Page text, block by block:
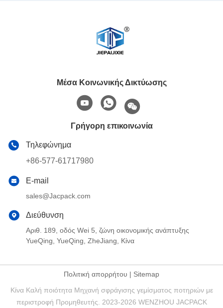
Μέσα Κοινωνικής Δικτύωσης
Γρήγορη επικοινωνία
Τηλεφώνημα
+86-577-61717980
E-mail
sales@Jacpack.com
Διεύθυνση
Αριθ. 189, οδός Wei 5, ζώνη οικονομικής ανάπτυξης
YueQing, YueQing, ZheJiang, Κίνα
Πολιτική απορρήτου | Sitemap
Κίνα Καλή ποιότητα Μηχανή σφράγισης γεμίσματος ποτηριών με
περιστροφή Προμηθευτής. 2023-2026 WENZHOU JACPACK